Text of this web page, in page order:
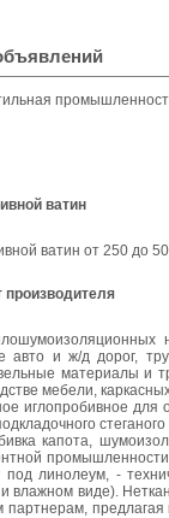
ватин
ватин от 250 до
производителя
авто и ж/д дорог,
материалы и
мебели,
иглопробивное
капота,
под линолеум, -
и влажном виде).